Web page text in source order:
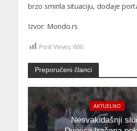
brzo smirila situaciju, dodaje
Izvor: Mondo.rs
Post Views: 600
Preporučeni članci
AKTUELNO
Nesvakidašnji